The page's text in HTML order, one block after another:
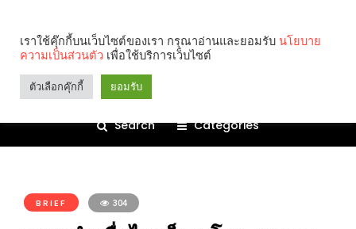
Search Categories
BRIEF 304
เราใช้คุ๊กกี้บนเว็บไซต์ของเรา กรุณาอ่านและยอมรับ นโยบาย
ความเป็นส่วนตัว เพื่อใช้บริการเว็บไซต์
ตัวเลือกคุ๊กกี้ ยอมรับ